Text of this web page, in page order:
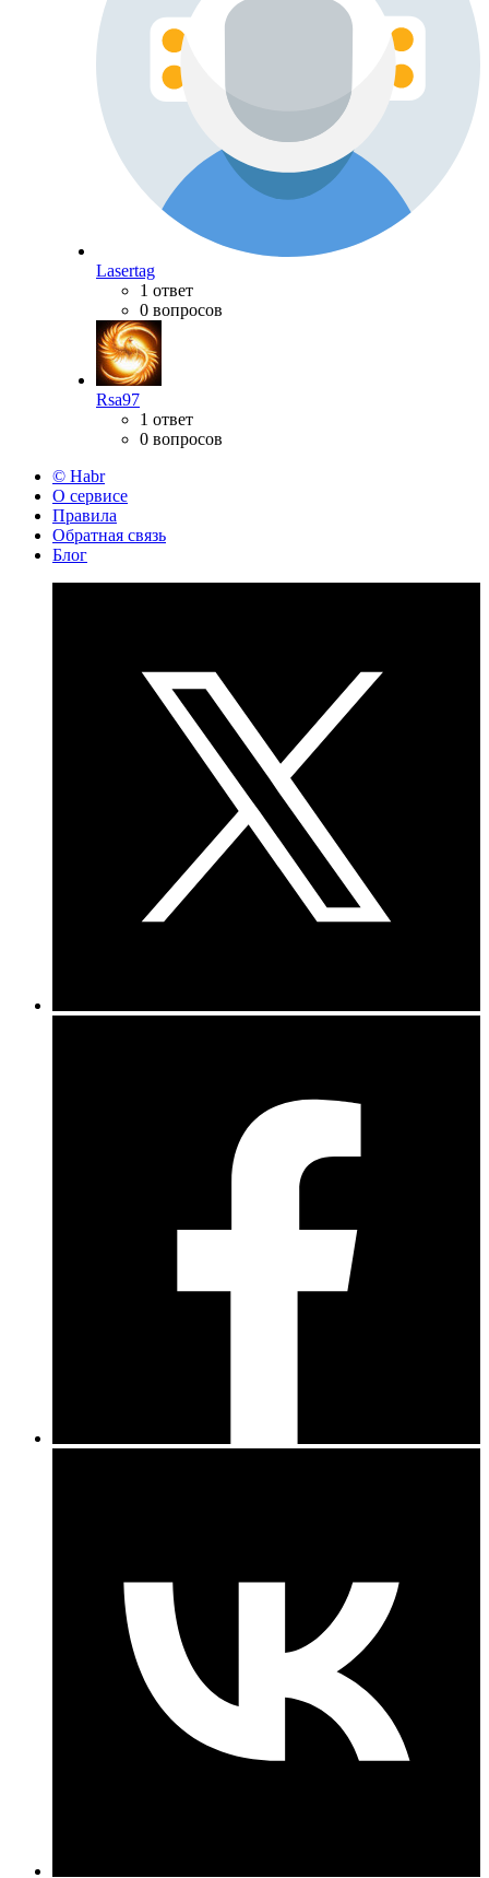
Lasertag
1 ответ
0 вопросов
Rsa97
1 ответ
0 вопросов
© Habr
О сервисе
Правила
Обратная связь
Блог